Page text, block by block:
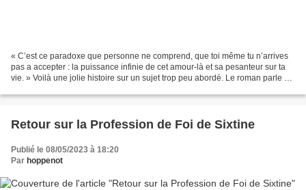
« C’est ce paradoxe que personne ne comprend, que toi même tu n’arrives
pas a accepter : la puissance infinie de cet amour-là et sa pesanteur sur ta
vie. » Voilà une jolie histoire sur un sujet trop peu abordé. Le roman parle de
Retour sur la Profession de Foi de Sixtine
Publié le 08/05/2023 à 18:20
Par hoppenot